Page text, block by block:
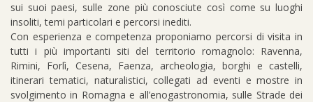
sui suoi paesi, sulle zone più conosciute così come su luoghi
insoliti, temi particolari e percorsi inediti.
Con esperienza e competenza proponiamo percorsi di visita in
tutti i più importanti siti del territorio romagnolo: Ravenna,
Rimini, Forlì, Cesena, Faenza, archeologia, borghi e castelli,
itinerari tematici, naturalistici, collegati ad eventi e mostre in
svolgimento in Romagna e all’enogastronomia, sulle Strade dei